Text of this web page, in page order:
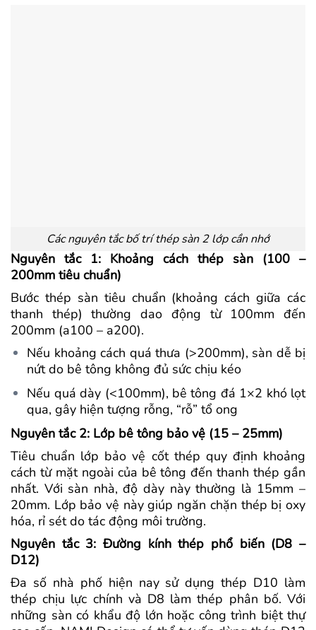
Các nguyên tắc bố trí thép sàn 2 lớp cần nhớ
Nguyên tắc 1: Khoảng cách thép sàn (100 –
200mm tiêu chuẩn)
Bước thép sàn tiêu chuẩn (khoảng cách giữa các
thanh thép) thường dao động từ 100mm đến
200mm (a100 – a200).
Nếu khoảng cách quá thưa (>200mm), sàn dễ bị
nứt do bê tông không đủ sức chịu kéo
Nếu quá dày (<100mm), bê tông đá 1×2 khó lọt
qua, gây hiện tượng rỗng, “rỗ” tổ ong
Nguyên tắc 2: Lớp bê tông bảo vệ (15 – 25mm)
Tiêu chuẩn lớp bảo vệ cốt thép quy định khoảng
cách từ mặt ngoài của bê tông đến thanh thép gần
nhất. Với sàn nhà, độ dày này thường là 15mm –
20mm. Lớp bảo vệ này giúp ngăn chặn thép bị oxy
hóa, rỉ sét do tác động môi trường.
Nguyên tắc 3: Đường kính thép phổ biến (D8 –
D12)
Đa số nhà phố hiện nay sử dụng thép D10 làm
thép chịu lực chính và D8 làm thép phân bố. Với
những sàn có khẩu độ lớn hoặc công trình biệt thự